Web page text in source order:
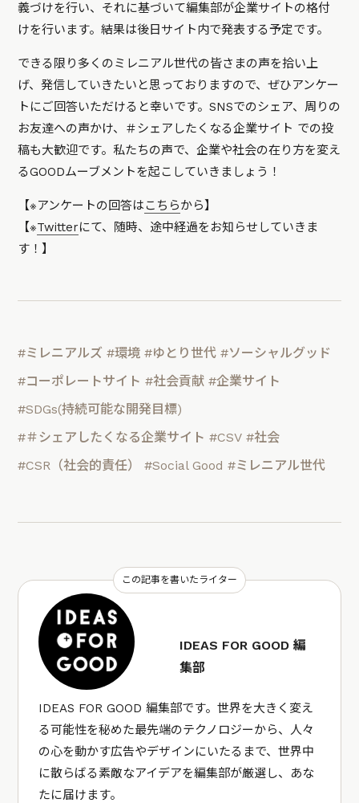
義づけを行い、それに基づいて編集部が企業サイトの格付
けを行います。結果は後日サイト内で発表する予定です。
できる限り多くのミレニアル世代の皆さまの声を拾い上
げ、発信していきたいと思っておりますので、ぜひアンケー
トにご回答いただけると幸いです。SNSでのシェア、周りの
お友達への声かけ、＃シェアしたくなる企業サイト での投
稿も大歓迎です。私たちの声で、企業や社会の在り方を変え
るGOODムーブメントを起こしていきましょう！
【※アンケートの回答はこちらから】
【※Twitterにて、随時、途中経過をお知らせしていきま
す！】
#ミレニアルズ #環境 #ゆとり世代 #ソーシャルグッド
#コーポレートサイト #社会貢献 #企業サイト
#SDGs(持続可能な開発目標)
#＃シェアしたくなる企業サイト #CSV #社会
#CSR（社会的責任）
#Social Good #ミレニアル世代
この記事を書いたライター
IDEAS FOR GOOD 編
集部
IDEAS FOR GOOD 編集部です。世界を大きく変え
る可能性を秘めた最先端のテクノロジーから、人々
の心を動かす広告やデザインにいたるまで、世界中
に散らばる素敵なアイデアを編集部が厳選し、あな
たに届けます。